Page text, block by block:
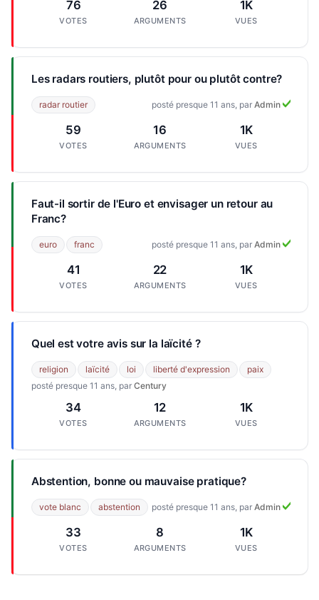
76
VOTES
26
ARGUMENTS
1K
VUES
59
VOTES
16
ARGUMENTS
1K
VUES
Les radars routiers, plutôt pour ou plutôt contre?
radar routier posté presque 11 ans, parAdmin
41
VOTES
22
ARGUMENTS
1K
VUES
Faut-il sortir de l'Euro et envisager un retour au
Franc?
euro franc posté presque 11 ans, parAdmin
34
VOTES
12
ARGUMENTS
1K
VUES
Quel est votre avis sur la laïcité ?
religion laïcité loi liberté d'expression
paix
posté presque 11 ans, par Century
33
VOTES
8
ARGUMENTS
1K
VUES
Abstention, bonne ou mauvaise pratique?
vote blanc abstention posté presque 11 ans, parAdmin